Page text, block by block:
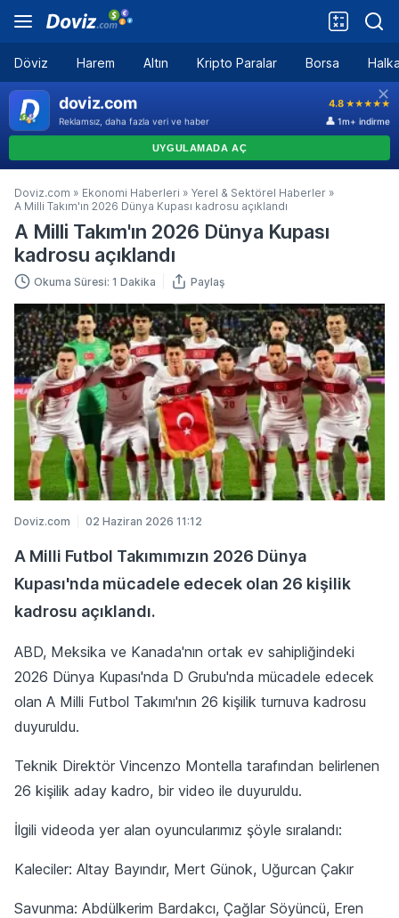
Döviz Harem Altın Kripto Paralar Borsa
Doviz.com » Ekonomi Haberleri » Yerel & Sektörel Haberler »
A Milli Takım'ın 2026 Dünya Kupası kadrosu açıklandı
A Milli Takım'ın 2026 Dünya Kupası
kadrosu açıklandı
Okuma Süresi: 1 Dakika Paylaş
Doviz.com 02 Haziran 2026 11:12
A Milli Futbol Takımımızın 2026 Dünya
Kupası'nda mücadele edecek olan 26 kişilik
kadrosu açıklandı.
ABD, Meksika ve Kanada'nın ortak ev sahipliğindeki
2026 Dünya Kupası'nda D Grubu'nda mücadele edecek
olan A Milli Futbol Takımı'nın 26 kişilik turnuva kadrosu
duyuruldu.
Teknik Direktör Vincenzo Montella tarafından belirlenen
26 kişilik aday kadro, bir video ile duyuruldu.
İlgili videoda yer alan oyuncularımız şöyle sıralandı:
Kaleciler: Altay Bayındır, Mert Günok, Uğurcan Çakır
Savunma: Abdülkerim Bardakcı, Çağlar Söyüncü, Eren